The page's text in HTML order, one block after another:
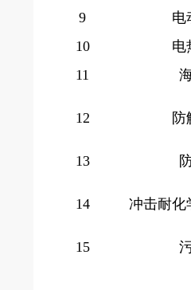
9
电
10
电
11
12 防
13
14 冲击耐化
15